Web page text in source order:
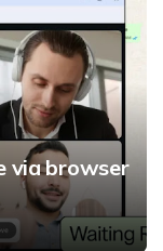
via browser